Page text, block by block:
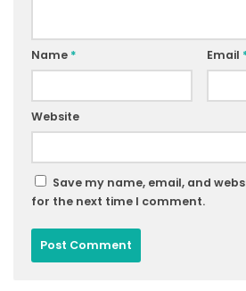
Name * Email
Website
Save my name, email, and
for the next time I comment.